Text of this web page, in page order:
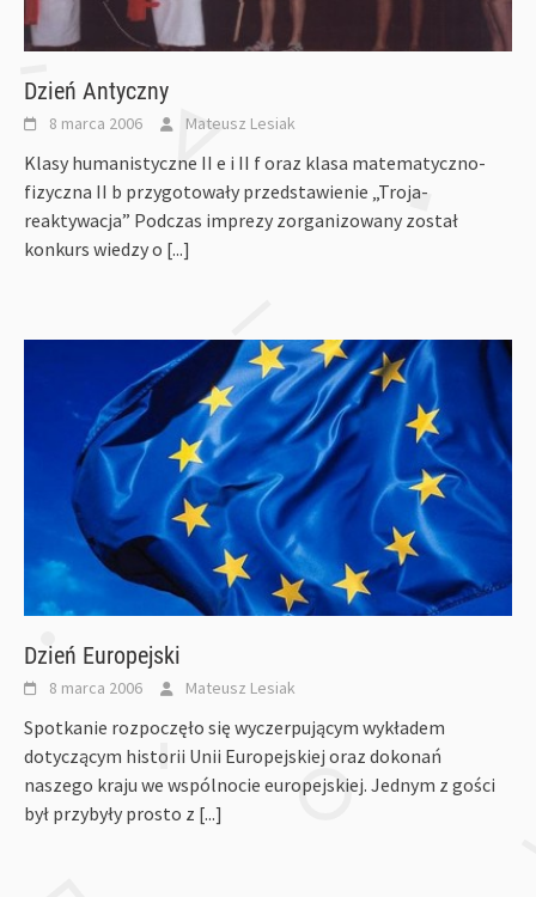
Dzień Antyczny
8 marca 2006 Mateusz Lesiak
Klasy humanistyczne II e i II f oraz klasa matematyczno-
fizyczna II b przygotowały przedstawienie „Troja-
reaktywacja” Podczas imprezy zorganizowany został
konkurs wiedzy o [...]
Dzień Europejski
8 marca 2006 Mateusz Lesiak
Spotkanie rozpoczęło się wyczerpującym wykładem
dotyczącym historii Unii Europejskiej oraz dokonań
naszego kraju we wspólnocie europejskiej. Jednym z gości
był przybyły prosto z [...]